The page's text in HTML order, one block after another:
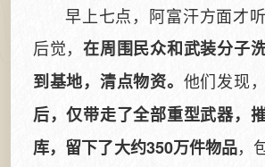
早上七点，阿富汗方面才
后觉，在周围民众和武装分子
到基地，清点物资。 他们发现，
后，仅带走了全部重型武器，
库，留下了大约350万件物品，